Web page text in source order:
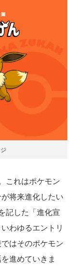
これはポケモン
将来進化したい
記した「進化宣
わゆるエントリ
はそのポケモン
進めていきま